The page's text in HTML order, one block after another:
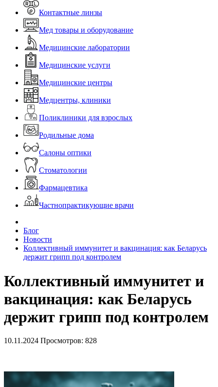
Контактные линзы
Мед товары и оборудование
Медицинские лаборатории
Медицинские услуги
Медицинские центры
Медцентры, клиники
Поликлиники для взрослых
Родильные дома
Салоны оптики
Стоматологии
Фармацевтика
Частнопрактикующие врачи
Блог
Новости
Коллективный иммунитет и вакцинация: как Беларусь
держит грипп под контролем
Коллективный иммунитет и
вакцинация: как Беларусь
держит грипп под контролем
10.11.2024 Просмотров: 828